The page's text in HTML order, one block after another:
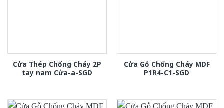
Cửa Thép Chống Cháy 2P
tay nam Cửa-a-SGD
Cửa Gỗ Chống Cháy MDF
P1R4-C1-SGD